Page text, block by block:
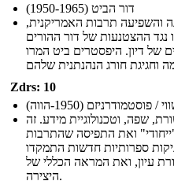
דור הביט (1950-1965)
והשפיעה תרבות האמריקנית,
ההצטנעות של דור ההורים
של דיון. היפסטרים ביט המרו
Zdrs: 10
/ פוסטמודרניזם (1950-הווה)
שפה, וטכנולוגיית מידע. זה
ואת התפיסה שהתרבות
ספרותיות חדשות התמקדו
עיון, ואת המראה הכללי של
היצירה.